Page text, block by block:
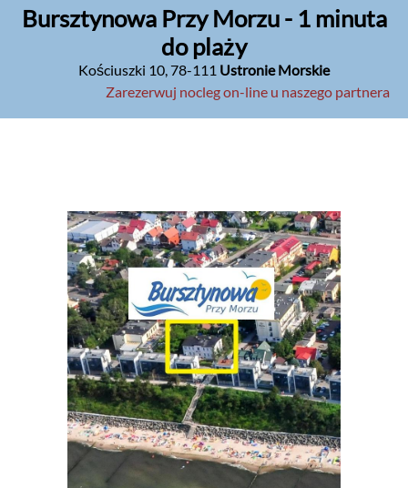
Bursztynowa Przy Morzu - 1 minuta
do plaży
Kościuszki 10,78-111 Ustronie Morskie
Zarezerwuj nocleg on-line u naszego partnera